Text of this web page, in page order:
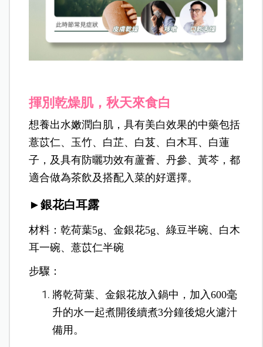
揮別乾燥肌，秋天來食白
想養出水嫩潤白肌，具有美白效果的中藥包括
薏苡仁、玉竹、白芷、白芨、白木耳、白蓮
子，及具有防曬功效有蘆薈、丹參、黃芩，都
適合做為茶飲及搭配入菜的好選擇。
►銀花白耳露
材料：乾荷葉5g、金銀花5g、綠豆半碗、白木
耳一碗、薏苡仁半碗
步驟：
將乾荷葉、金銀花放入鍋中，加入600毫
升的水一起煮開後續煮3分鐘後熄火濾汁
備用。